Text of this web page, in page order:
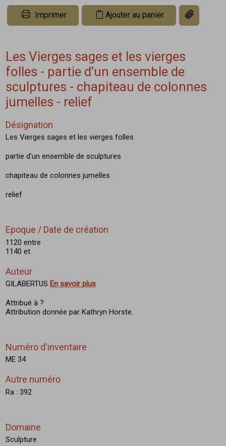
Imprimer Ajouter au panier Copier le
Les Vierges sages et les vierges
folles - partie d'un ensemble de
sculptures - chapiteau de colonnes
jumelles - relief
Désignation
Les Vierges sages et les vierges folles
partie d'un ensemble de sculptures
chapiteau de colonnes jumelles
relief
Epoque / Date de création
1120 entre
1140 et
Auteur
GILABERTUS En savoir plus
Attribué à ?
Attribution donnée par Kathryn Horste.
Numéro d'inventaire
ME 34
Autre numéro
Ra : 392
Domaine
Sculpture